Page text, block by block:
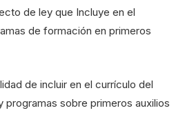
de ley que Incluye en el
de formación en primeros
de incluir en el currículo del
programas sobre primeros auxilios